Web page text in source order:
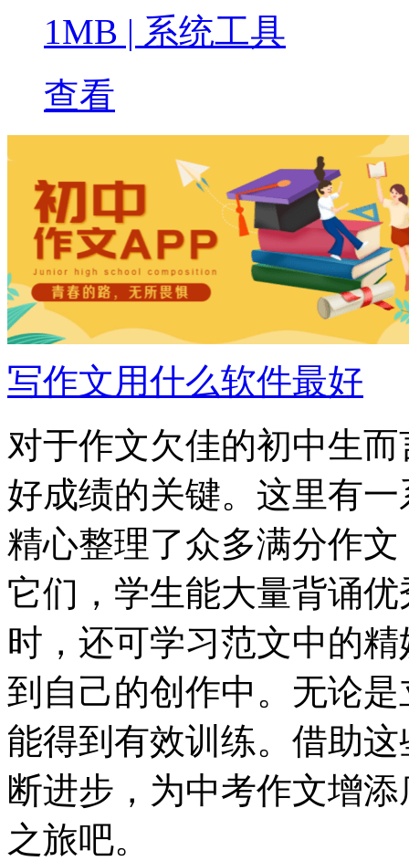
1MB | 系统工具
查看
写作文用什么软件最好
对于作文欠佳的初中生
好成绩的关键。这里有
精心整理了众多满分作
它们，学生能大量背诵
时，还可学习范文中的
到自己的创作中。无论
能得到有效训练。借助
断进步，为中考作文增
之旅吧。